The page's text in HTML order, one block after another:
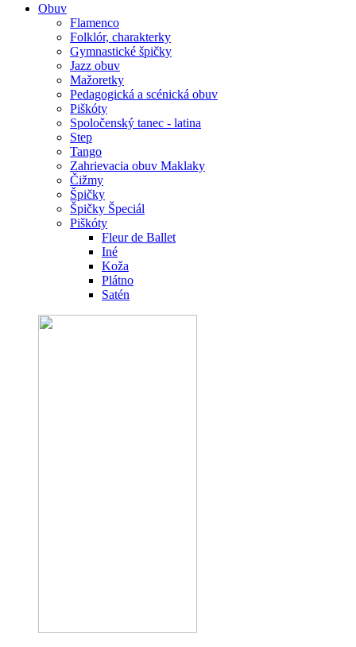
Obuv
Flamenco
Folklór, charakterky
Gymnastické špičky
Jazz obuv
Mažoretky
Pedagogická a scénická obuv
Piškóty
Spoločenský tanec - latina
Step
Tango
Zahrievacia obuv Maklaky
Čižmy
Špičky
Špičky Špeciál
Piškóty
Fleur de Ballet
Iné
Koža
Plátno
Satén